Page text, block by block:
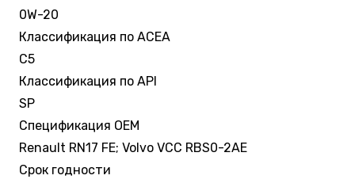
0W-20
Классификация по ACEA
C5
Классификация по API
SP
Спецификация OEM
Renault RN17 FE; Volvo VCC RBS0-2AE
Срок годности